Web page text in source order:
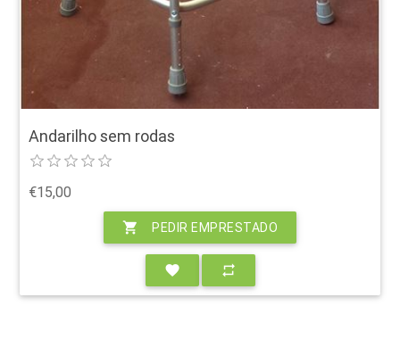
Andarilho sem rodas
€15,00
shopping_cart PEDIR EMPRESTADO
favorite repeat